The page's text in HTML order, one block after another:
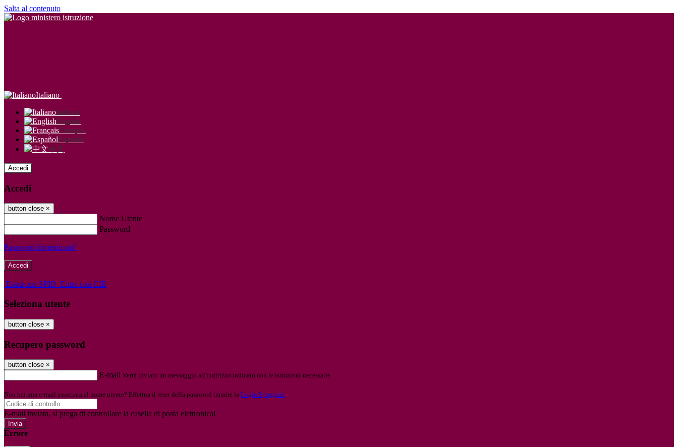
Salta al contenuto
Italiano
Italiano
English
Français
Español
中文
Accedi
Accedi
button close ×
Nome Utente
Password
Password dimenticata?
-
Entra con SPID Entra con CIE
Seleziona utente
button close ×
Recupero password
button close ×
E-mail Verrà inviato un messaggio all'indirizzo indicato con le istruzioni necessarie.
Non hai una e-mail associata al nome utente? Effettua il reset della password tramite la Login Spaggiari
E-mail inviata, si prega di controllare la casella di posta elettronica!
Errore